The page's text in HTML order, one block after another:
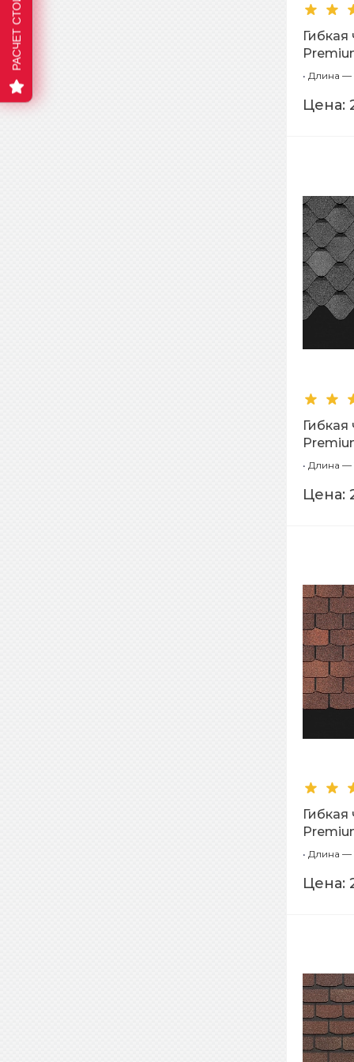
• Длина —
Цена:
1,00м
• Длина —
Цена:
• Длина —
Цена: